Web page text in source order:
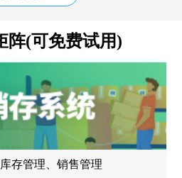
阵(可免费试用)
存管理、销售管理